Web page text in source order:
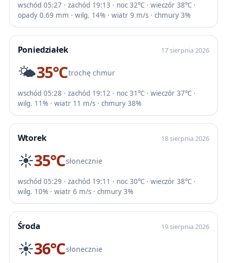
wschód 05:27 · zachód 19:13 · noc 32℃ · wieczór 38℃ ·
opady 0.69 mm · wilg. 14% · wiatr 9 m/s · chmury 3%
Poniedziałek 17 sierpnia 2026
🌤️35℃trochę chmur
wschód 05:28 · zachód 19:12 · noc 31℃ · wieczór 37℃ ·
wilg. 11% · wiatr 11 m/s · chmury 38%
Wtorek 18 sierpnia 2026
☀️35℃słonecznie
wschód 05:29 · zachód 19:11 · noc 30℃ · wieczór 38℃ ·
wilg. 10% · wiatr 6 m/s · chmury 3%
Środa 19 sierpnia 2026
☀️36℃słonecznie